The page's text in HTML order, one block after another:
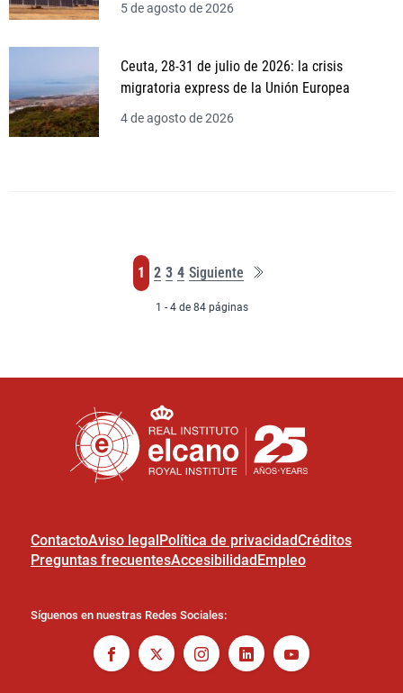
5 de agosto de 2026
Ceuta, 28-31 de julio de 2026: la crisis
migratoria express de la Unión Europea
4 de agosto de 2026
Página
1 Página
2 Página
3 Página
4 Siguiente
Última
página
1 - 4 de 84 páginas
ContactoAviso legalPolítica de privacidadCréditos
Preguntas frecuentesAccesibilidadEmpleo
Síguenos en nuestras Redes Sociales: